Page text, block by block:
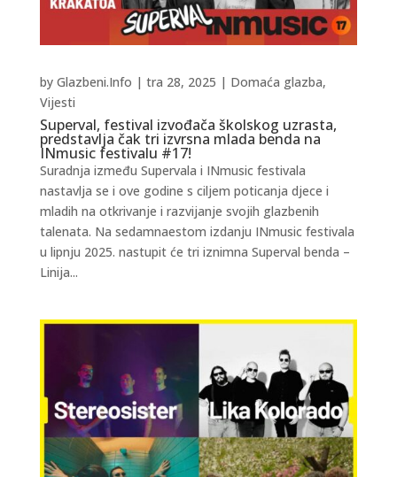
Superval, festival izvođača školskog uzrasta,
predstavlja čak tri izvrsna mlada benda na
INmusic festivalu #17!
by Glazbeni.Info | tra 28, 2025 | Domaća glazba,
Vijesti
Suradnja između Supervala i INmusic festivala
nastavlja se i ove godine s ciljem poticanja djece i
mladih na otkrivanje i razvijanje svojih glazbenih
talenata. Na sedamnaestom izdanju INmusic festivala
u lipnju 2025. nastupit će tri iznimna Superval benda –
Linija...